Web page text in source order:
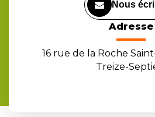
Nous
Adresse
16 rue de la Roche
Treize-